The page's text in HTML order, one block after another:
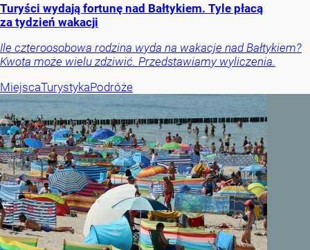
Turyści wydają fortunę nad Bałtykiem. Tyle płacą
za tydzień wakacji
Ile czteroosobowa rodzina wyda na wakacje nad Bałtykiem?
Kwota może wielu zdziwić. Przedstawiamy wyliczenia.
MiejscaTurystykaPodróże